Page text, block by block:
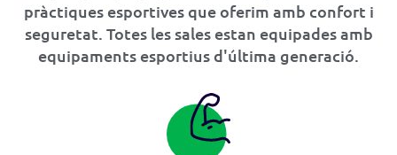
pràctiques esportives que oferim amb confort i
seguretat. Totes les sales estan equipades amb
equipaments esportius d'última generació.